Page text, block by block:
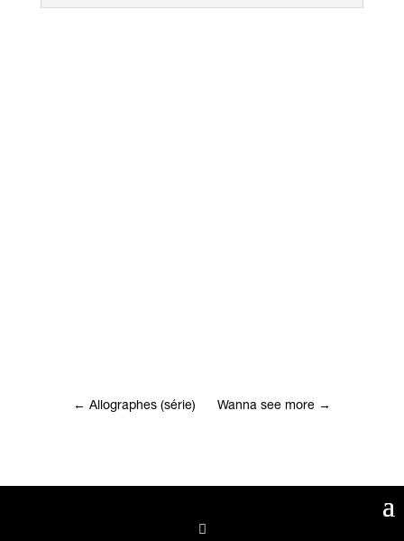
← Allographes (série) Wanna see more →
